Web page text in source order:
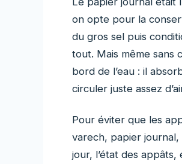
on opte pour la
du gros sel puis
tout. Mais même sans
bord de l’eau : il
circuler juste assez
Pour éviter que les
varech, papier journal,
jour, l’état des